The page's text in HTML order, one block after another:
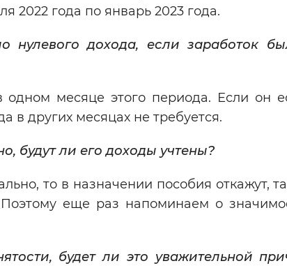
2022 года по январь 2023 года.
нулевого дохода, если заработок
месяце этого периода. Если он
в других месяцах не требуется.
будут ли его доходы учтены?
то в назначении пособия откажут,
еще раз напоминаем о
будет ли это уважительной